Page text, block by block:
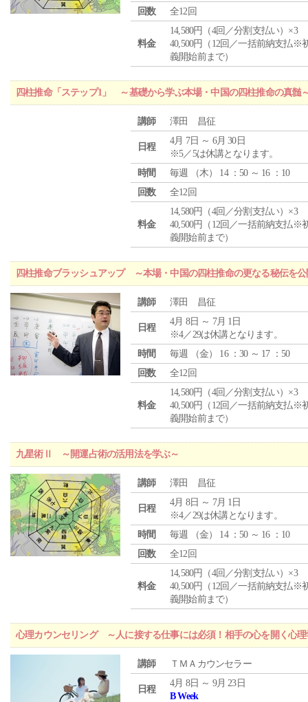
回数
全12回
料金
14,580円（4回／分割支払い）×3
40,500円（12回／一括前納支払※
義開始前まで）
四柱推命「ステップ1」 ～基礎から学ぶ本場・中国の四柱推命の真髄
講師 澤田 昌征
日程
4月 7日 ～ 6月 30日
※5／5は休講となります。
時間
毎週 （木） 14 ：50 ～ 16 ：10
回数
全12回
料金
14,580円（4回／分割支払い）×3
40,500円（12回／一括前納支払※
義開始前まで）
四柱推命ブラッシュアップ ～本場・中国の四柱推命の更なる秘伝を
講師 澤田 昌征
日程
4月 8日 ～ 7月 1日
※4／29は休講となります。
時間
毎週 （金） 16 ：30 ～ 17 ：50
回数
全12回
料金
14,580円（4回／分割支払い）×3
40,500円（12回／一括前納支払※
義開始前まで）
九星術Ⅱ ～開運占術の活用法を学ぶ～
講師 澤田 昌征
日程
4月 8日 ～ 7月 1日
※4／29は休講となります。
時間
毎週 （金） 14 ：50 ～ 16 ：10
回数
全12回
料金
14,580円（4回／分割支払い）×3
40,500円（12回／一括前納支払※
義開始前まで）
心理カウンセリング ～人に接する仕事には必須！相手の心を開く心理
講師 ＴＭＡカウンセラー
日程
4月 8日 ～ 9月 23日
B Week